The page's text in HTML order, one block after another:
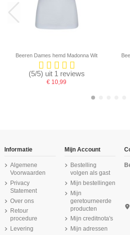
Beeren Dames hemd Madonna Wit
(5/5) uit 1 reviews
€ 10,99
Informatie
Algemene
Voorwaarden
Privacy
Statement
Over ons
Retour
procedure
Levering
Mijn Account
Bestelling
volgen als gast
Mijn bestellingen
Mijn
geretourneerde
producten
Mijn creditnota's
Mijn adressen